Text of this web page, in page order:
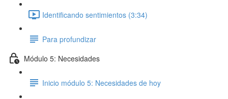
Identificando sentimientos (3:34)
Para profundizar
Módulo 5: Necesidades
Inicio módulo 5: Necesidades de hoy